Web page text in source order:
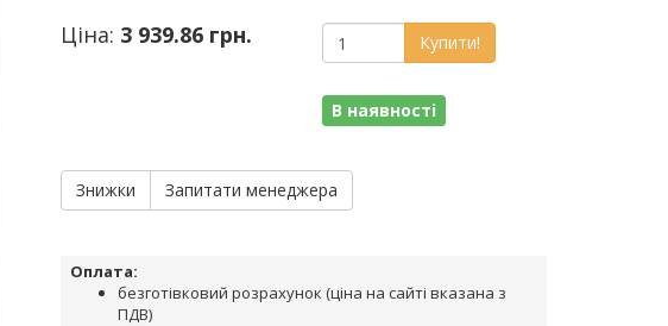
Ціна: 3 939.86 грн. Купити!
В наявності
Знижки Запитати менеджера
Оплата:
безготівковий розрахунок (ціна на сайті вказана з
ПДВ)